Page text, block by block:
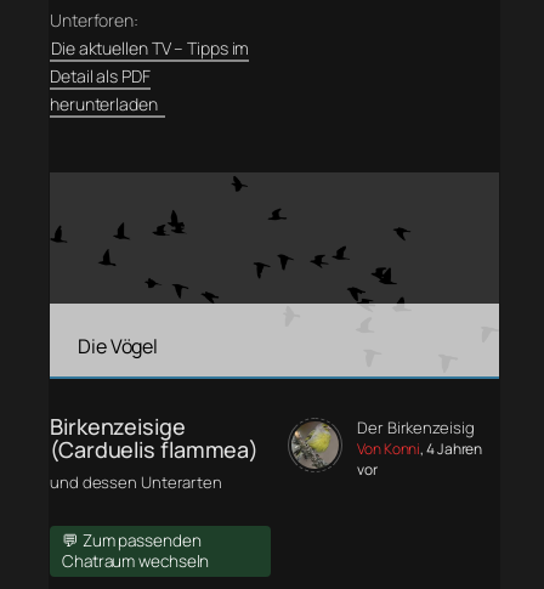
Unterforen:
Die aktuellen TV – Tipps im
Detail als PDF
herunterladen
Die Vögel
Birkenzeisige
(Carduelis flammea)
und dessen Unterarten
💬 Zum passenden
Chatraum wechseln
Der Birkenzeisig
Von Konni, 4 Jahren
vor